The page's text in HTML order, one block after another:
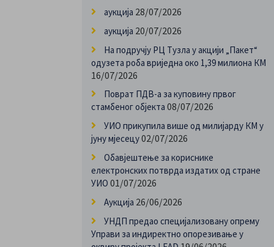
аукција 28/07/2026
аукција 20/07/2026
На подручју РЦ Тузла у акцији „Пакет“
одузета роба вриједна око 1,39 милиона КМ
16/07/2026
Поврат ПДВ-а за куповину првог
стамбеног објекта 08/07/2026
УИО прикупила више од милијарду КМ у
јуну мјесецу02/07/2026
Обавјештење за кориснике
електронских потврда издатих од стране
УИО 01/07/2026
Аукција 26/06/2026
УНДП предао специјализовану опрему
Управи за индиректно опорезивање у